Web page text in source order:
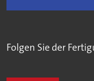
Folgen Sie der